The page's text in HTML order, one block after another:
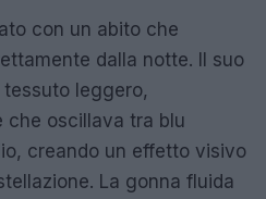
con un abito che
dalla notte. Il suo
leggero,
che oscillava tra blu
creando un effetto visivo
La gonna fluida